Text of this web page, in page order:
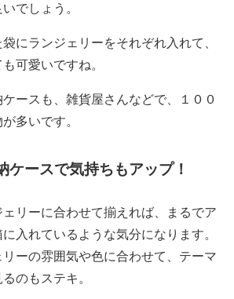
でしょう。
にランジェリーをそれぞれ入れて、
可愛いですね。
ースも、雑貨屋さんなどで、１００
多いです。
ケースで気持ちもアップ！
リーに合わせて揃えれば、まるでア
入れているような気分になります。
ーの雰囲気や色に合わせて、テーマ
のもステキ。